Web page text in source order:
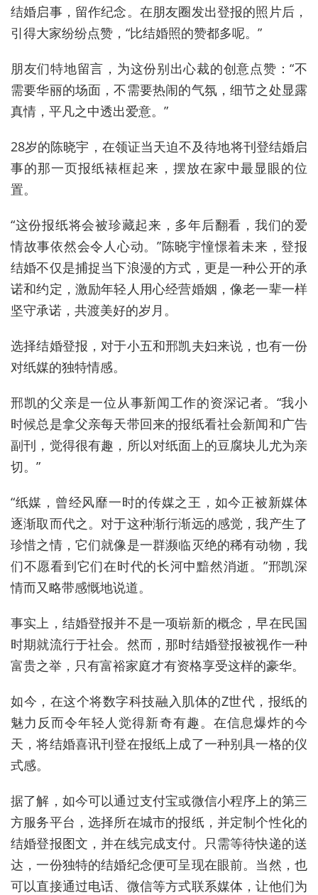
结婚启事，留作纪念。在朋友圈发出登报的照片后，
引得大家纷纷点赞，“比结婚照的赞都多呢。”
朋友们特地留言，为这份别出心裁的创意点赞：“不
需要华丽的场面，不需要热闹的气氛，细节之处显露
真情，平凡之中透出爱意。”
28岁的陈晓宇，在领证当天迫不及待地将刊登结婚启
事的那一页报纸裱框起来，摆放在家中最显眼的位
置。
“这份报纸将会被珍藏起来，多年后翻看，我们的爱
情故事依然会令人心动。”陈晓宇憧憬着未来，登报
结婚不仅是捕捉当下浪漫的方式，更是一种公开的承
诺和约定，激励年轻人用心经营婚姻，像老一辈一样
坚守承诺，共渡美好的岁月。
选择结婚登报，对于小五和邢凯夫妇来说，也有一份
对纸媒的独特情感。
邢凯的父亲是一位从事新闻工作的资深记者。“我小
时候总是拿父亲每天带回来的报纸看社会新闻和广告
副刊，觉得很有趣，所以对纸面上的豆腐块儿尤为亲
切。”
“纸媒，曾经风靡一时的传媒之王，如今正被新媒体
逐渐取而代之。对于这种渐行渐远的感觉，我产生了
珍惜之情，它们就像是一群濒临灭绝的稀有动物，我
们不愿看到它们在时代的长河中黯然消逝。”邢凯深
情而又略带感慨地说道。
事实上，结婚登报并不是一项崭新的概念，早在民国
时期就流行于社会。然而，那时结婚登报被视作一种
富贵之举，只有富裕家庭才有资格享受这样的豪华。
如今，在这个将数字科技融入肌体的Z世代，报纸的
魅力反而令年轻人觉得新奇有趣。在信息爆炸的今
天，将结婚喜讯刊登在报纸上成了一种别具一格的仪
式感。
据了解，如今可以通过支付宝或微信小程序上的第三
方服务平台，选择所在城市的报纸，并定制个性化的
结婚登报图文，并在线完成支付。只需等待快递的送
达，一份独特的结婚纪念便可呈现在眼前。当然，也
可以直接通过电话、微信等方式联系媒体，让他们为